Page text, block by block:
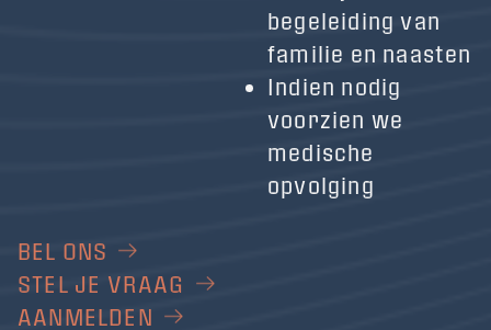
begeleiding van
familie en naasten
Indien nodig
voorzien we
medische
opvolging
BEL ONS
STEL JE VRAAG
AANMELDEN